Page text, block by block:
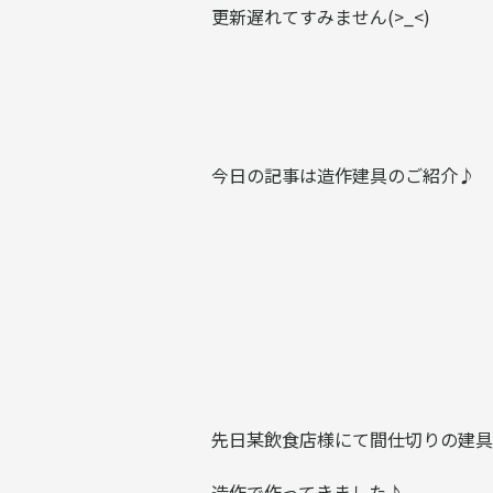
更新遅れてすみません(>_<)
今日の記事は造作建具のご紹介♪
先日某飲食店様にて間仕切りの建